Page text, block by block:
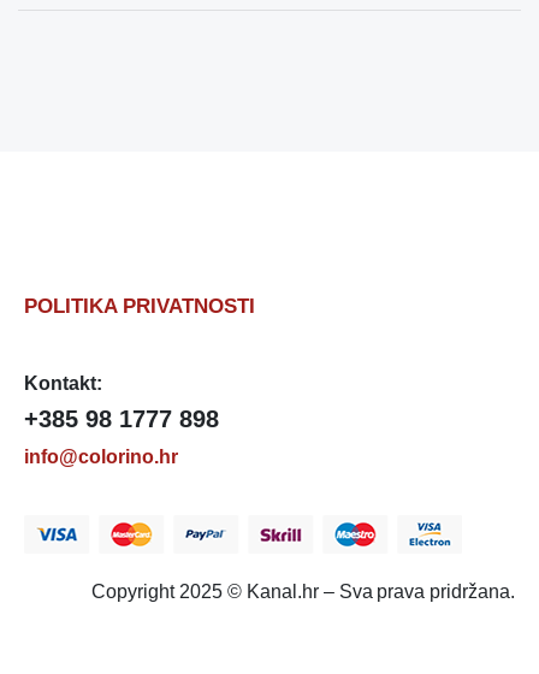
POLITIKA PRIVATNOSTI
Kontakt:
+385 98 1777 898
info@colorino.hr
Copyright 2025 © Kanal.hr – Sva prava pridržana.